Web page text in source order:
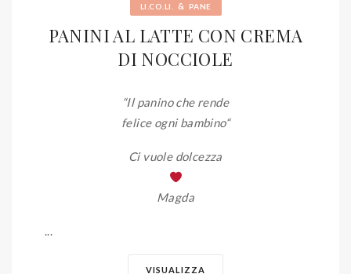
LI.CO.LI. & PANE
PANINI AL LATTE CON CREMA
DI NOCCIOLE
“Il panino che rende
felice ogni bambino“
Ci vuole dolcezza
Magda
...
VISUALIZZA